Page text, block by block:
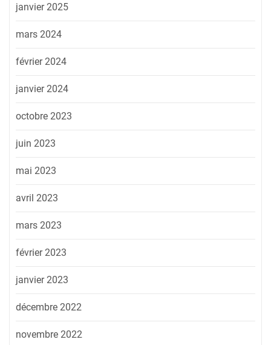
janvier 2025
mars 2024
février 2024
janvier 2024
octobre 2023
juin 2023
mai 2023
avril 2023
mars 2023
février 2023
janvier 2023
décembre 2022
novembre 2022